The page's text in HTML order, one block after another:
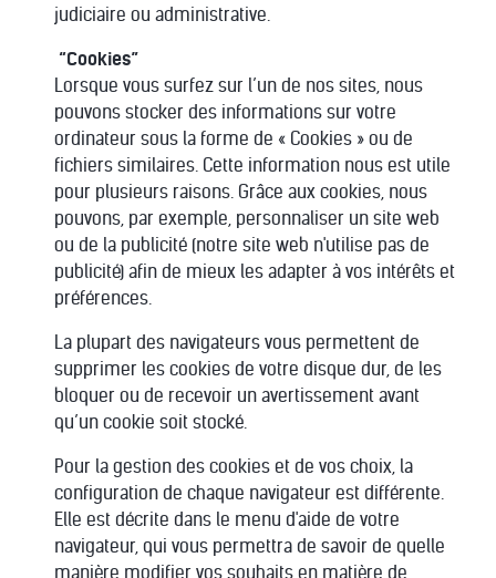
judiciaire ou administrative.
“Cookies”
Lorsque vous surfez sur l’un de nos sites, nous
pouvons stocker des informations sur votre
ordinateur sous la forme de « Cookies » ou de
fichiers similaires. Cette information nous est utile
pour plusieurs raisons. Grâce aux cookies, nous
pouvons, par exemple, personnaliser un site web
ou de la publicité (notre site web n'utilise pas de
publicité) afin de mieux les adapter à vos intérêts et
préférences.
La plupart des navigateurs vous permettent de
supprimer les cookies de votre disque dur, de les
bloquer ou de recevoir un avertissement avant
qu’un cookie soit stocké.
Pour la gestion des cookies et de vos choix, la
configuration de chaque navigateur est différente.
Elle est décrite dans le menu d'aide de votre
navigateur, qui vous permettra de savoir de quelle
manière modifier vos souhaits en matière de